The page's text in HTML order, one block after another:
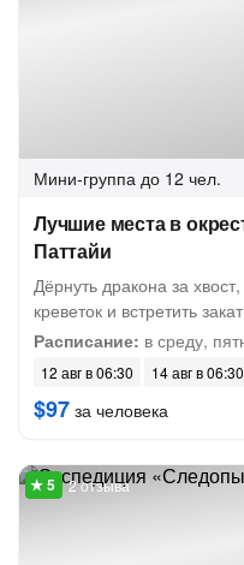
Мини-группа до 12 чел.
Лучшие места в
Паттайи
Дёрнуть дракона за
креветок и встретить
Расписание: в среду,
12 авг в 06:30 14 авг в 06:30
$97 за человека
2 отзыва